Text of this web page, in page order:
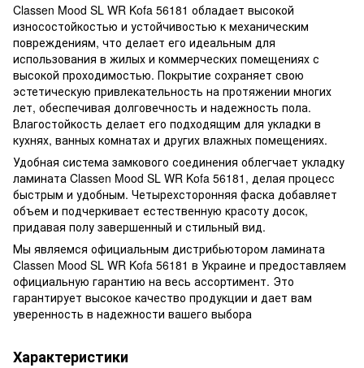
Classen Mood SL WR Kofa 56181 обладает высокой
износостойкостью и устойчивостью к механическим
повреждениям, что делает его идеальным для
использования в жилых и коммерческих помещениях с
высокой проходимостью. Покрытие сохраняет свою
эстетическую привлекательность на протяжении многих
лет, обеспечивая долговечность и надежность пола.
Влагостойкость делает его подходящим для укладки в
кухнях, ванных комнатах и других влажных помещениях.
Удобная система замкового соединения облегчает укладку
ламината Classen Mood SL WR Kofa 56181, делая процесс
быстрым и удобным. Четырехсторонняя фаска добавляет
объем и подчеркивает естественную красоту досок,
придавая полу завершенный и стильный вид.
Мы являемся официальным дистрибьютором ламината
Classen Mood SL WR Kofa 56181 в Украине и предоставляем
официальную гарантию на весь ассортимент. Это
гарантирует высокое качество продукции и дает вам
уверенность в надежности вашего выбора
Характеристики